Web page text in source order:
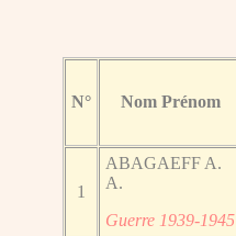
N° Nom Prénom
1
ABAGAEFF A.
A.
Guerre 1939-1945